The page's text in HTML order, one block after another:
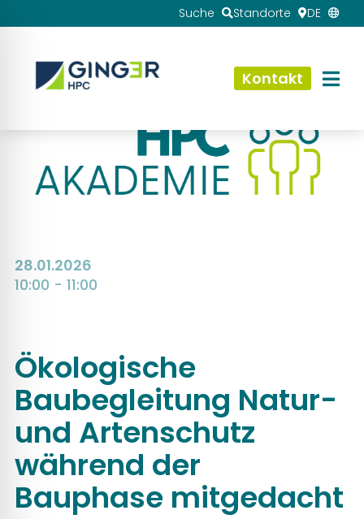
Suche Standorte DE
Kontakt
28.01.2026
10:00 - 11:00
Ökologische
Baubegleitung Natur-
und Artenschutz
während der
Bauphase mitgedacht